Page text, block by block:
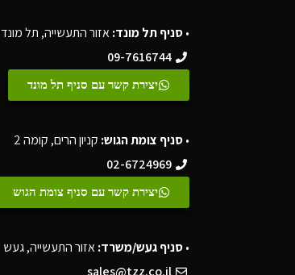
•סניף תל מונד:אזור התעשייה, תל מונד
09-7616744
יצירת קשר עם סניף תל מונד
•סניף צומת הגוש: קניון הרים, קומה 2
02-6724969
יצירת קשר עם סניף צומת הגוש
•סניף געש/משרד:אזור התעשייה, געש
sales@tzz.co.il